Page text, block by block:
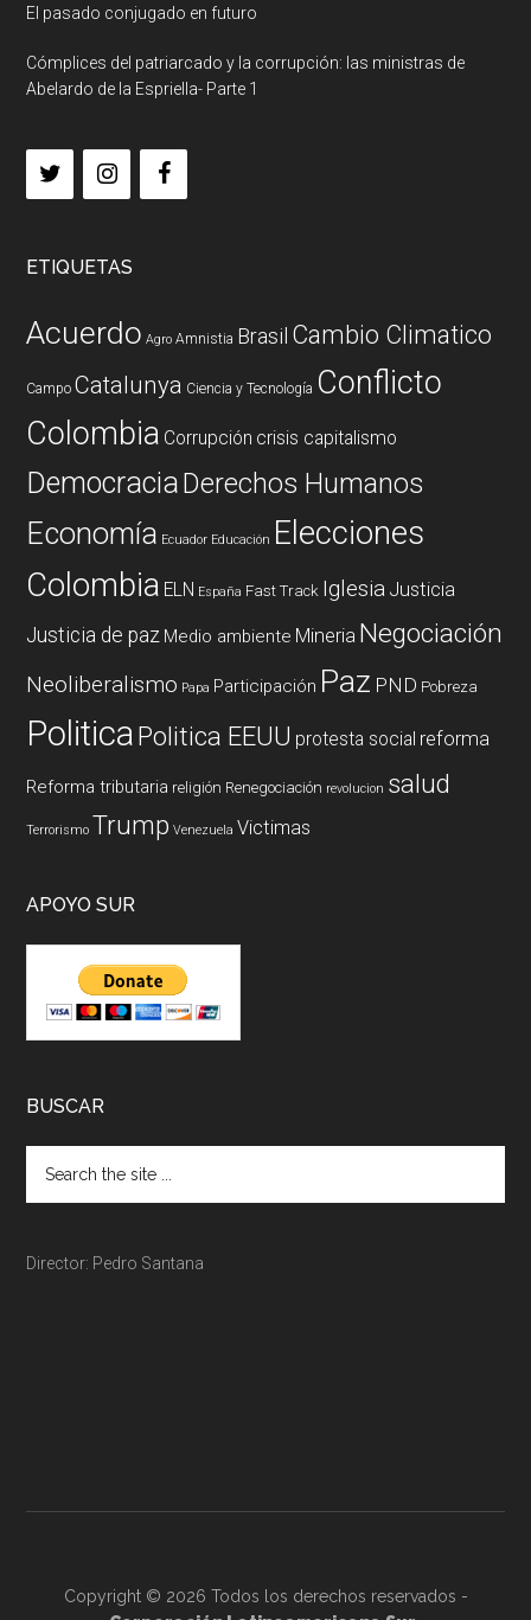
El pasado conjugado en futuro
Cómplices del patriarcado y la corrupción: las ministras de
Abelardo de la Espriella- Parte 1
ETIQUETAS
Acuerdo Agro Amnistia Brasil Cambio Climatico
Campo Catalunya Ciencia y Tecnología Conflicto
Colombia Corrupción crisis capitalismo
DemocraciaDerechos Humanos
Economía Ecuador Educación Elecciones
Colombia ELN España Fast Track Iglesia Justicia
Justicia de paz Medio ambiente Mineria Negociación
Neoliberalismo Papa Participación Paz PND Pobreza
PoliticaPolitica EEUU protesta social reforma
Reforma tributaria religión Renegociación revolucion salud
Terrorismo Trump Venezuela Victimas
APOYO SUR
BUSCAR
Director: Pedro Santana
Copyright © 2026 Todos los derechos reservados -